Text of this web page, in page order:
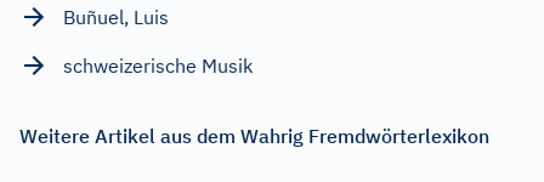
Buñuel, Luis
schweizerische Musik
Weitere Artikel aus dem Wahrig Fremdwörterlexikon